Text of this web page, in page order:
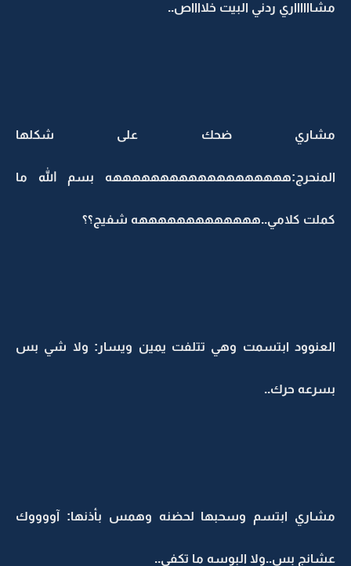
مشااااااري ردني البيت خلااااص..
مشاري ضحك على شكلها
المنحرج:هههههههههههههههههههه بسم الله ما
كملت كلامي..هههههههههههههه شفيج؟؟
العنوود ابتسمت وهي تتلفت يمين ويسار: ولا شي بس
بسرعه حرك..
مشاري ابتسم وسحبها لحضنه وهمس بأذنها: آووووك
عشانج بس..ولا البوسه ما تكفي..